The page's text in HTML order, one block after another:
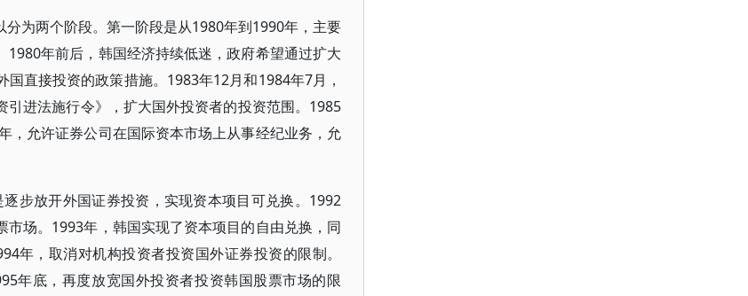
为两个阶段。第一阶段是从1980年到1990年，主要
年前后，韩国经济持续低迷，政府希望通过扩大
直接投资的政策措施。1983年12月和1984年7月，
进法施行令》，扩大国外投资者的投资范围。1985
，允许证券公司在国际资本市场上从事经纪业务，允
步放开外国证券投资，实现资本项目可兑换。1992
场。1993年，韩国实现了资本项目的自由兑换，同
年，取消对机构投资者投资国外证券投资的限制。
年底，再度放宽国外投资者投资韩国股票市场的限